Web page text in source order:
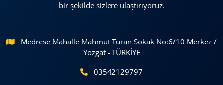
bir şekilde sizlere ulaştırıyoruz.
Medrese Mahalle Mahmut Turan Sokak No:6/10 Merkez /
Yozgat - TÜRKİYE
03542129797